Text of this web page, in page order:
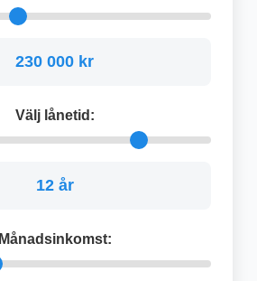
230 000 kr
Välj lånetid:
12 år
Månadsinkomst: